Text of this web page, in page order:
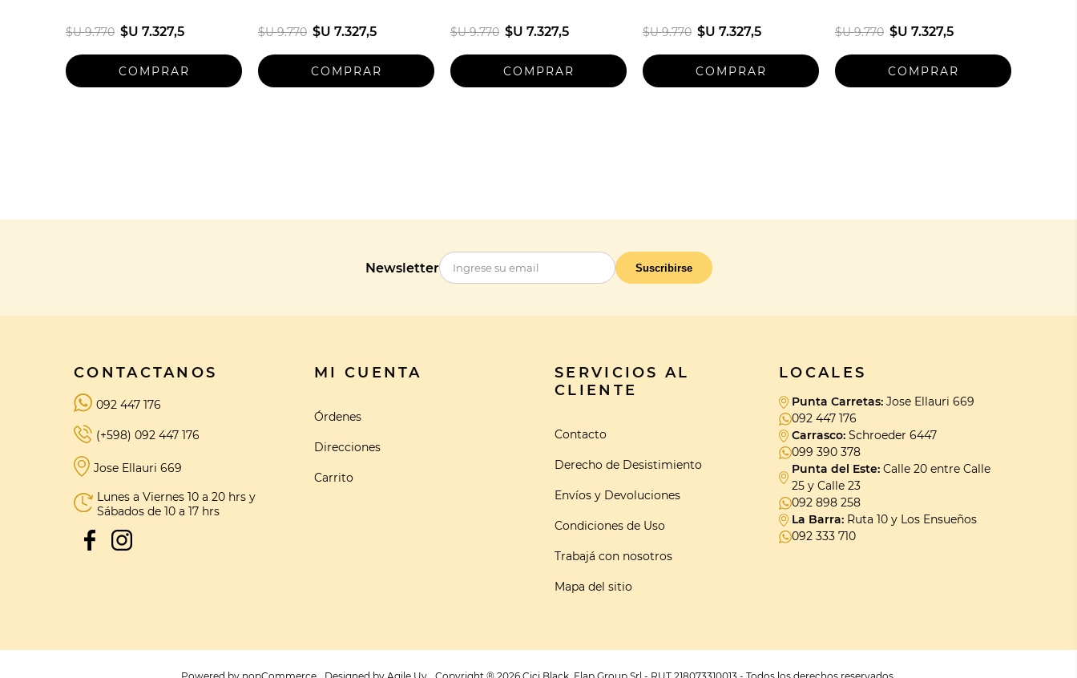
$U 9.770 $U 7.327,5 $U 9.770 $U 7.327,5 $U 9.770 $U 7.327,5 $U 9.770 $U 7.327,5 $U 9.770 $U 7.327,5
Newsletter Suscribirse
CONTACTANOS
092 447 176
(+598) 092 447 176
Jose Ellauri 669
Lunes a Viernes 10 a 20 hrs y
Sábados de 10 a 17 hrs
MI CUENTA
Órdenes
Direcciones
Carrito
SERVICIOS AL
CLIENTE
Contacto
Derecho de Desistimiento
Envíos y Devoluciones
Condiciones de Uso
Trabajá con nosotros
Mapa del sitio
LOCALES
Punta Carretas: Jose Ellauri 669
092 447 176
Carrasco: Schroeder 6447
099 390 378
Punta del Este: Calle 20 entre Calle
25 y Calle 23
092 898 258
La Barra: Ruta 10 y Los Ensueños
092 333 710